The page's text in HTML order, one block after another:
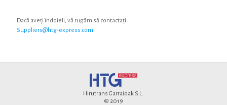
Dacă aveți îndoieli, vă rugăm să contactați
Suppliers@htg-express.com.
Hirutrans Garraioak S.L.
© 2019